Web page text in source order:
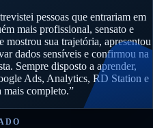
pessoas que entrariam em
mais profissional, sensato e
sua trajetória, apresentou
dados sensíveis e confirmou na
Sempre disposto a aprender,
Ads, Analytics, RD Station e
completo.”